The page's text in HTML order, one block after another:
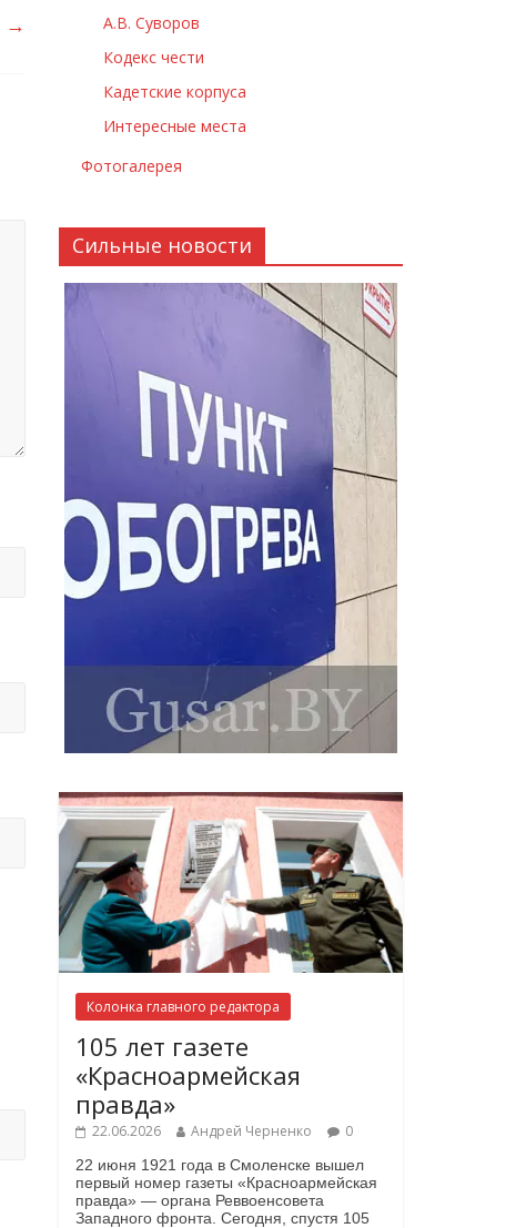
→
А.В. Суворов
Кодекс чести
Кадетские корпуса
Интересные места
Фотогалерея
Сильные новости
Колонка главного редактора
105 лет газете
«Красноармейская
правда»
22.06.2026 Андрей Черненко 0
22 июня 1921 года в Смоленске вышел
первый номер газеты «Красноармейская
правда» — органа Реввоенсовета
Западного фронта. Сегодня, спустя 105